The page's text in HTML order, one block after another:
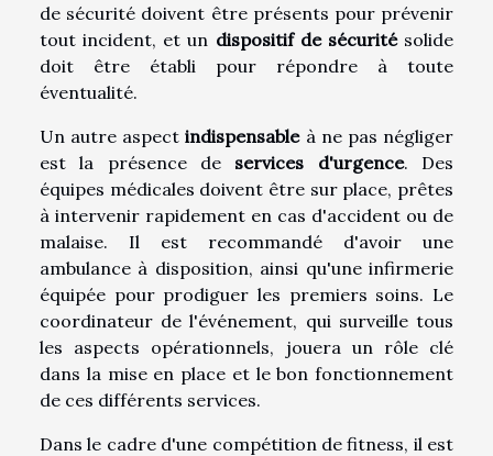
de sécurité doivent être présents pour prévenir
tout incident, et un dispositif de sécuritésolide
doit être établi pour répondre à toute
éventualité.
Un autre aspectindispensableà ne pas négliger
est la présence de services d'urgence. Des
équipes médicales doivent être sur place, prêtes
à intervenir rapidement en cas d'accident ou de
malaise. Il est recommandé d'avoir une
ambulance à disposition, ainsi qu'une infirmerie
équipée pour prodiguer les premiers soins. Le
coordinateur de l'événement, qui surveille tous
les aspects opérationnels, jouera un rôle clé
dans la mise en place et le bon fonctionnement
de ces différents services.
Dans le cadre d'une compétition de fitness, il est